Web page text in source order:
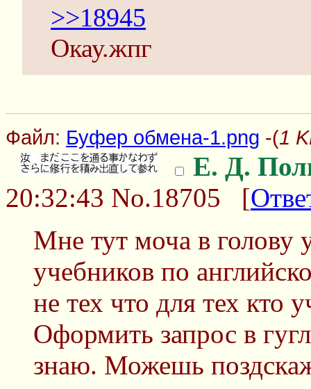
>>18945
Окау.жпг
Файл: Буфер обмена-1.png -(1
Е. Д.
20:32:43 No.18705 [
Мне тут моча в голову
учебников по
не тех что для тех кто
Оформить запрос в
знаю. Можешь